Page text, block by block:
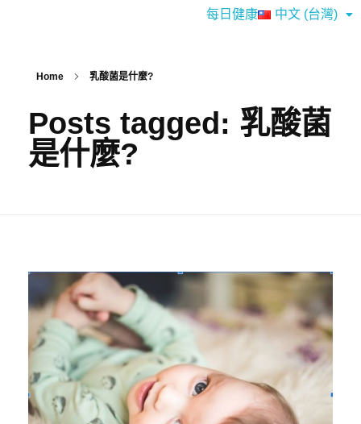
每日健康 中文 (台灣)
Home 乳酸菌是什麼?
Posts tagged: 乳酸菌
是什麼?